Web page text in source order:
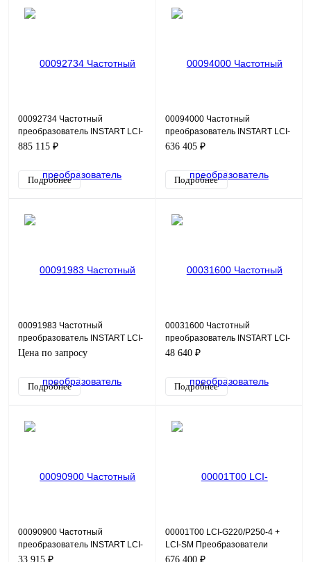
00092734 Частотный
преобразователь INSTART LCI-
G280/P315-4+LCI-FM, 380В,
885 115 ₽
Подробнее
00094000 Частотный
преобразователь INSTART LCI-
G185/P200-4, 380В, 185кВт,
636 405 ₽
Подробнее
00091983 Частотный
преобразователь INSTART LCI-
G75/P90-4+LCI-SM, 380В, 75кВт,
Цена по запросу
Подробнее
00031600 Частотный
преобразователь INSTART LCI-
G4.0-3, 220В, 4кВт, 8,5А
48 640 ₽
Подробнее
00090900 Частотный
преобразователь INSTART LCI-
G5.5/P7.5-4B, 380В, 5,5кВт, 13А
33 915 ₽
00001T00 LCI-G220/P250-4 +
LCI-SM Преобразователи
частоты серии LCI для
676 400 ₽